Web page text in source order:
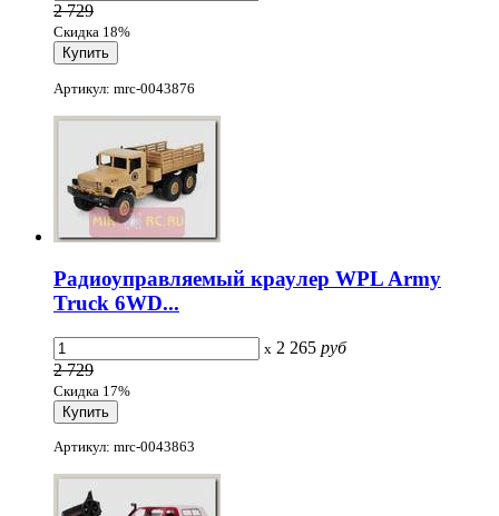
2 729
Скидка 18%
Артикул: mrc-0043876
Радиоуправляемый краулер WPL Army
Truck 6WD...
x 2 265 руб
2 729
Скидка 17%
Артикул: mrc-0043863